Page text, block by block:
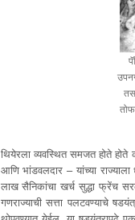
थियेरला व्यवस्थित समजत होते होते
आणि भांडवलदार – यांच्या
लाख सैनिकांचा खर्च सुद्धा फ्रेंच
गणराज्याची सत्ता पलटवण्याचे